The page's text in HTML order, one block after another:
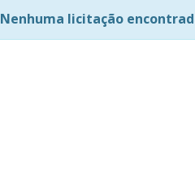
Nenhuma licitação